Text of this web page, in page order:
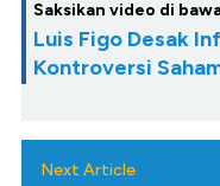
Saksikan video di
Luis Figo Desak
Kontroversi
Next Article